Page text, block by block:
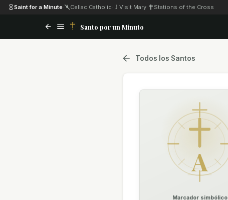
Saint for a Minute Celiac Catholic Visit Mary Stations of the Cross
Santo por un Minuto
Todos los Santos
A
Marcador simbólico